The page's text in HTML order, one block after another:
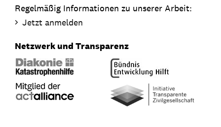
Regelmäßig Informationen zu unserer Arbeit:
Jetzt anmelden
Netzwerk und Transparenz